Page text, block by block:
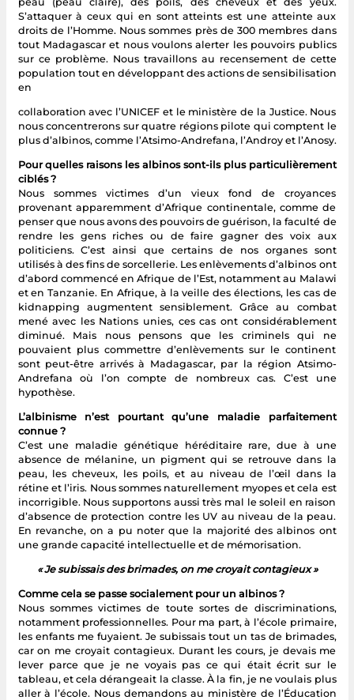
S’attaquer à ceux qui en sont atteints est une atteinte aux
droits de l’Homme. Nous sommes près de 300 membres dans
tout Madagascar et nous voulons alerter les pouvoirs publics
sur ce problème. Nous travaillons au recensement de cette
population tout en développant des actions de sensibilisation
en
collaboration avec l’UNICEF et le ministère de la Justice. Nous
nous concentrerons sur quatre régions pilote qui comptent le
plus d’albinos, comme l’Atsimo-Andrefana, l’Androy et l’Anosy.
Pour quelles raisons les albinos sont-ils plus particulièrement
ciblés ?
Nous sommes victimes d’un vieux fond de croyances
provenant apparemment d’Afrique continentale, comme de
penser que nous avons des pouvoirs de guérison, la faculté de
rendre les gens riches ou de faire gagner des voix aux
politiciens. C’est ainsi que certains de nos organes sont
utilisés à des fins de sorcellerie. Les enlèvements d’albinos ont
d’abord commencé en Afrique de l’Est, notamment au Malawi
et en Tanzanie. En Afrique, à la veille des élections, les cas de
kidnapping augmentent sensiblement. Grâce au combat
mené avec les Nations unies, ces cas ont considérablement
diminué. Mais nous pensons que les criminels qui ne
pouvaient plus commettre d’enlèvements sur le continent
sont peut-être arrivés à Madagascar, par la région Atsimo-
Andrefana où l’on compte de nombreux cas. C’est une
hypothèse.
L’albinisme n’est pourtant qu’une maladie parfaitement
connue ?
C’est une maladie génétique héréditaire rare, due à une
absence de mélanine, un pigment qui se retrouve dans la
peau, les cheveux, les poils, et au niveau de l’œil dans la
rétine et l’iris. Nous sommes naturellement myopes et cela est
incorrigible. Nous supportons aussi très mal le soleil en raison
d’absence de protection contre les UV au niveau de la peau.
En revanche, on a pu noter que la majorité des albinos ont
une grande capacité intellectuelle et de mémorisation.
« Je subissais des brimades, on me croyait contagieux »
Comme cela se passe socialement pour un albinos ?
Nous sommes victimes de toute sortes de discriminations,
notamment professionnelles. Pour ma part, à l’école primaire,
les enfants me fuyaient. Je subissais tout un tas de brimades,
car on me croyait contagieux. Durant les cours, je devais me
lever parce que je ne voyais pas ce qui était écrit sur le
tableau, et cela dérangeait la classe. À la fin, je ne voulais plus
aller à l’école. Nous demandons au ministère de l’Éducation